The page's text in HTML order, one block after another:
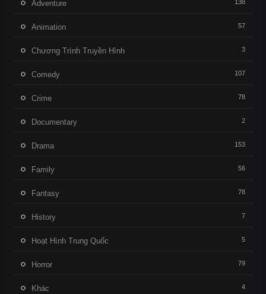
Adventure 138
Animation 57
Chương Trình Truyền Hình 3
Comedy 107
Crime 78
Documentary 2
Drama 153
Family 56
Fantasy 78
History 7
Hoạt Hình Trung Quốc 5
Horror 79
Khác 4